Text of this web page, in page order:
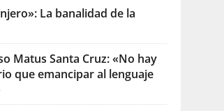
La banalidad de la
Matus Santa Cruz: «No hay
que emancipar al lenguaje